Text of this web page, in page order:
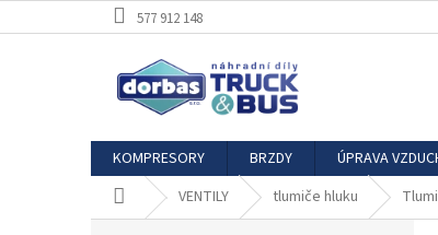
na
577 912 148
KOMPRESORY BRZDY ÚPRAVA
Domů VENTILY tlumiče hluku